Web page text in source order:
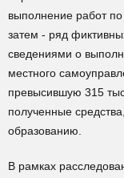
выполнение работ
затем - ряд
сведениями о
местного
превысившую 315
полученные
образованию.
В рамках